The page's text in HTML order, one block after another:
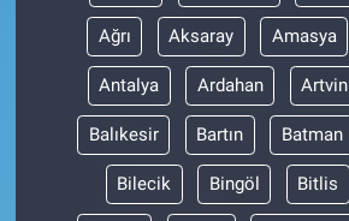
Ağrı Aksaray Amasya
Antalya Ardahan Artvin
Balıkesir Bartın Batman
Bilecik Bingöl Bitlis